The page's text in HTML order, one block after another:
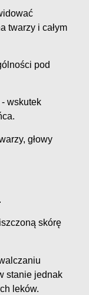
twarzy i całym
pod
wskutek
głowy
skórę
stanie jednak
leków.